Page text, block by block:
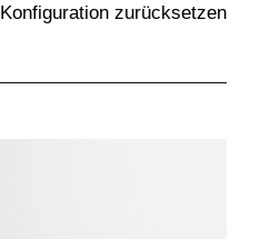
Konfiguration zurücksetzen